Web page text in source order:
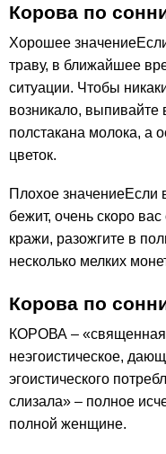
Корова по
Хорошее
траву, в ближайшее
ситуации. Чтобы
возникало, выпивайте
полстакана молока, а
цветок.
Плохое значениеЕсли
бежит, очень скоро
кражи, разожгите в
несколько мелких
Корова по
КОРОВА – «священная
неэгоистическое,
эгоистического
слизала» – полное
полной женщине.